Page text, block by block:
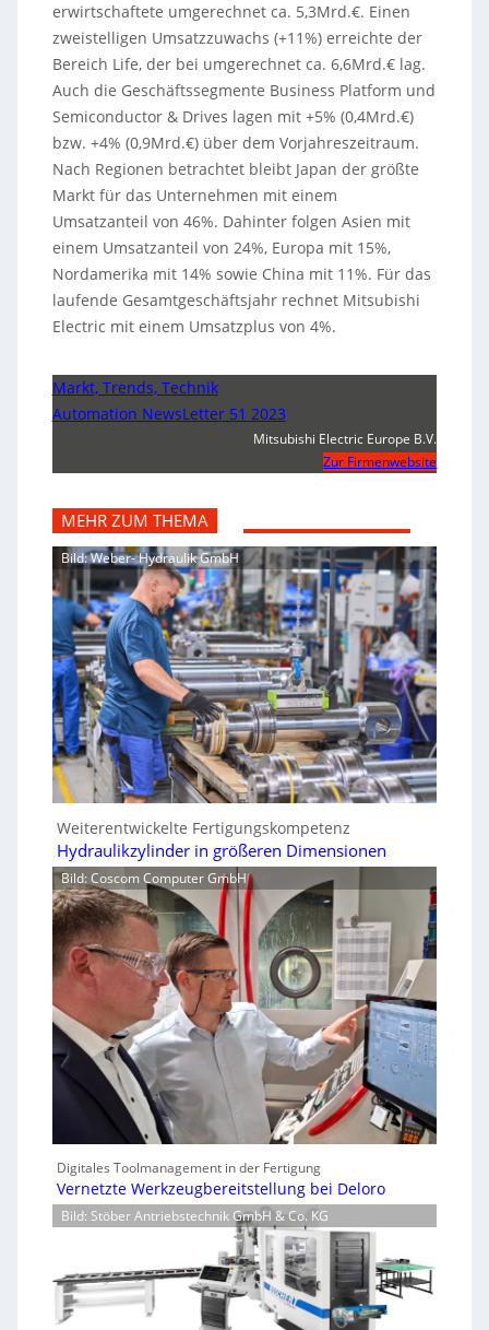
erwirtschaftete umgerechnet ca. 5,3Mrd.€. Einen
zweistelligen Umsatzzuwachs (+11%) erreichte der
Bereich Life, der bei umgerechnet ca. 6,6Mrd.€ lag.
Auch die Geschäftssegmente Business Platform und
Semiconductor & Drives lagen mit +5% (0,4Mrd.€)
bzw. +4% (0,9Mrd.€) über dem Vorjahreszeitraum.
Nach Regionen betrachtet bleibt Japan der größte
Markt für das Unternehmen mit einem
Umsatzanteil von 46%. Dahinter folgen Asien mit
einem Umsatzanteil von 24%, Europa mit 15%,
Nordamerika mit 14% sowie China mit 11%. Für das
laufende Gesamtgeschäftsjahr rechnet Mitsubishi
Electric mit einem Umsatzplus von 4%.
Markt, Trends, Technik
Automation NewsLetter 51 2023
Mitsubishi Electric Europe B.V.
Zur Firmenwebsite
MEHR ZUM THEMA
Bild: Weber- Hydraulik GmbH
Weiterentwickelte Fertigungskompetenz
Hydraulikzylinder in größeren Dimensionen
Bild: Coscom Computer GmbH
Digitales Toolmanagement in der Fertigung
Vernetzte Werkzeugbereitstellung bei Deloro
Bild: Stöber Antriebstechnik GmbH & Co. KG